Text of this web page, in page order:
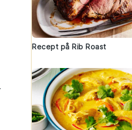
Recept på Rib Roast